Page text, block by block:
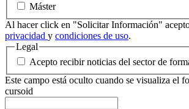
Máster
Al hacer click en "Solicitar Información"
privacidad y condiciones de uso.
Legal
Acepto recibir noticias del sector de
Este campo está oculto cuando se visualiza el
cursoid